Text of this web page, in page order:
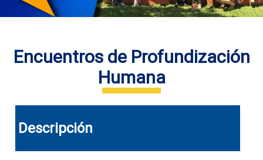
Encuentros de Profundización
Humana
Descripción